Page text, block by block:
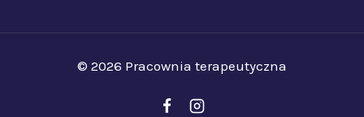
© 2026 Pracownia terapeutyczna